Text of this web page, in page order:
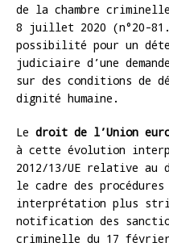
de la chambre
8 juillet 2020 (n°20-
possibilité pour un
judiciaire d’une
sur des conditions de
dignité humaine.
Le droit de l’Union
à cette évolution
2012/13/UE relative
le cadre des
interprétation plus
notification des
criminelle du 17 février